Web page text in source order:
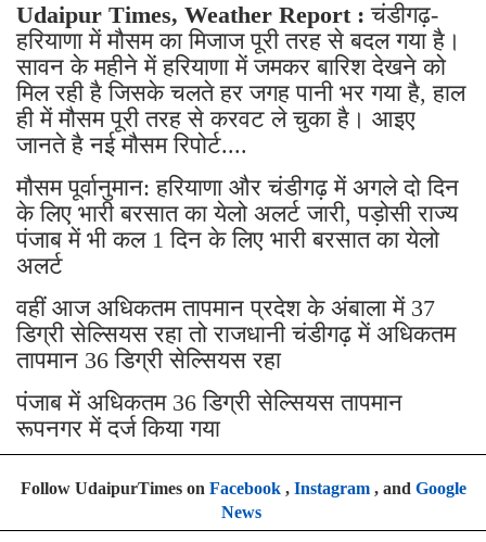
Udaipur Times, Weather Report :चंडीगढ़-
हरियाणा में मौसम का मिजाज पूरी तरह से बदल गया है।
सावन के महीने में हरियाणा में जमकर बारिश देखने को
मिल रही है जिसके चलते हर जगह पानी भर गया है, हाल
ही में मौसम पूरी तरह से करवट ले चुका है। आइए
जानते है नई मौसम रिपोर्ट....
मौसम पूर्वानुमान: हरियाणा और चंडीगढ़ में अगले दो दिन
के लिए भारी बरसात का येलो अलर्ट जारी, पड़ोसी राज्य
पंजाब में भी कल 1 दिन के लिए भारी बरसात का येलो
अलर्ट
वहीं आज अधिकतम तापमान प्रदेश के अंबाला में 37
डिग्री सेल्सियस रहा तो राजधानी चंडीगढ़ में अधिकतम
तापमान 36 डिग्री सेल्सियस रहा
पंजाब में अधिकतम 36 डिग्री सेल्सियस तापमान
रूपनगर में दर्ज किया गया
Follow UdaipurTimes on Facebook, Instagram, and Google
News